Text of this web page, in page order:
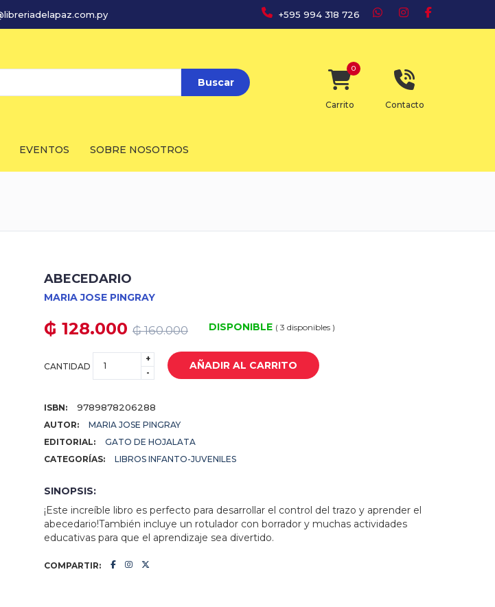
+595 994 318 726
Buscar
Carrito
0
Contacto
EVENTOS SOBRE NOSOTROS
ABECEDARIO
MARIA JOSE PINGRAY
₲ 128.000 ₲ 160.000 DISPONIBLE ( 3 disponibles )
CANTIDAD
+
-
AÑADIR AL CARRITO
ISBN: 9789878206288
AUTOR:
MARIA JOSE PINGRAY
EDITORIAL:
GATO DE HOJALATA
CATEGORÍAS:
LIBROS INFANTO-JUVENILES
SINOPSIS:
¡Este increíble libro es perfecto para desarrollar el control del trazo y aprender el
abecedario!También incluye un rotulador con borrador y muchas actividades
educativas para que el aprendizaje sea divertido.
COMPARTIR: